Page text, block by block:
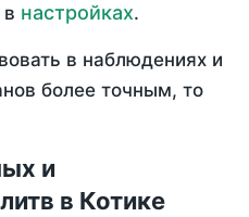
настройках.
в наблюдениях и
более точным, то
и
в Котике